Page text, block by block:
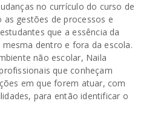
no currículo do curso de
gestões de processos e
que a essência da
dentro e fora da escola.
não escolar, Naila
que conheçam
em que forem atuar, com
para então identificar o